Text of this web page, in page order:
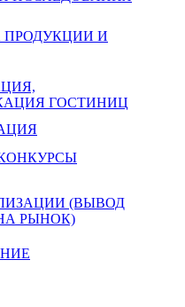
ПРОДУКЦИИ И
ГОСТИНИЦ
(ВЫВОД
РЫНОК)